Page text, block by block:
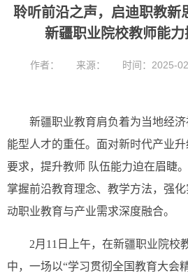
聆听前沿之声，启迪职教
新疆职业院校教师能
作者： 来源： 时间：2025-
新疆职业教育肩负着为当地经
能型人才的重任。面对新时代产业
要求，提升教师 队伍能力迫在眉睫
掌握前沿教育理念、教学方法，强
动职业教育与产业需求深度融合。
2月11日上午，在新疆职业院校
中，一场以“学习贯彻全国教育大会